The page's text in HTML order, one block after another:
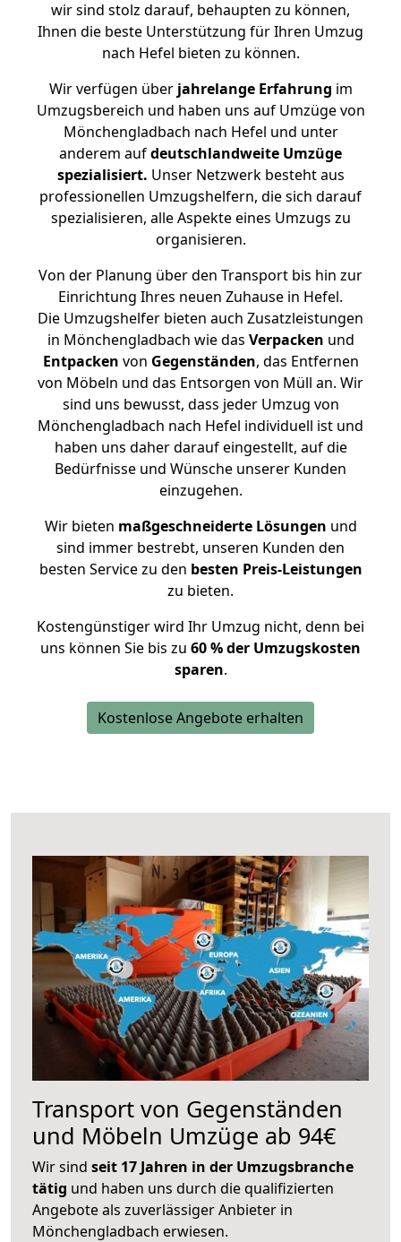
wir sind stolz darauf, behaupten zu können,
Ihnen die beste Unterstützung für Ihren Umzug
nach Hefel bieten zu können.
Wir verfügen überjahrelange Erfahrung im
Umzugsbereich und haben uns auf Umzüge von
Mönchengladbach nach Hefel und unter
anderem aufdeutschlandweite Umzüge
spezialisiert. Unser Netzwerk besteht aus
professionellen Umzugshelfern, die sich darauf
spezialisieren, alle Aspekte eines Umzugs zu
organisieren.
Von der Planung über den Transport bis hin zur
Einrichtung Ihres neuen Zuhause in Hefel.
Die Umzugshelfer bieten auch Zusatzleistungen
in Mönchengladbach wie das Verpacken und
Entpacken von Gegenständen, das Entfernen
von Möbeln und das Entsorgen von Müll an. Wir
sind uns bewusst, dass jeder Umzug von
Mönchengladbach nach Hefel individuell ist und
haben uns daher darauf eingestellt, auf die
Bedürfnisse und Wünsche unserer Kunden
einzugehen.
Wir bieten maßgeschneiderte Lösungen und
sind immer bestrebt, unseren Kunden den
besten Service zu den besten Preis-Leistungen
zu bieten.
Kostengünstiger wird Ihr Umzug nicht, denn bei
uns können Sie bis zu 60 % der Umzugskosten
sparen.
Kostenlose Angebote erhalten
Transport von Gegenständen
und Möbeln Umzüge ab 94€
Wir sind seit 17 Jahren in der Umzugsbranche
tätig und haben uns durch die qualifizierten
Angebote als zuverlässiger Anbieter in
Mönchengladbach erwiesen.